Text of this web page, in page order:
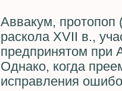
Аввакум, протопоп
раскола XVII в.,
предпринятом при
Однако, когда
исправления